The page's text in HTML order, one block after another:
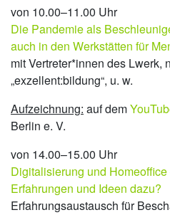
von 10.00–11.00 Uhr
Die Pandemie als
auch in den Werkstätten für
mit Vertreter*innen des Lwerk,
„exzellent:bildung“, u. w.
Aufzeichnung: auf dem
Berlin e. V.
von 14.00–15.00 Uhr
Digitalisierung und
Erfahrungen und Ideen dazu?
Erfahrungsaustausch für